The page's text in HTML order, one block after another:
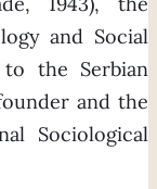
and Social
to the Serbian
and the
Sociological